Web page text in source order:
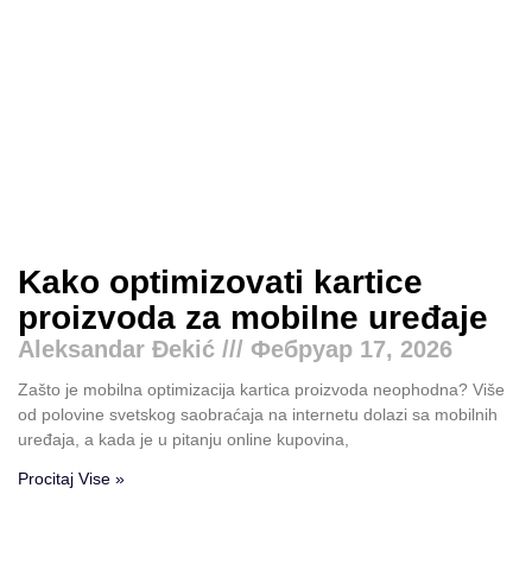
Kako optimizovati kartice
proizvoda za mobilne uređaje
Aleksandar Đekić Фебруар 17, 2026
Zašto je mobilna optimizacija kartica proizvoda neophodna? Više
od polovine svetskog saobraćaja na internetu dolazi sa mobilnih
uređaja, a kada je u pitanju online kupovina,
Procitaj Vise »